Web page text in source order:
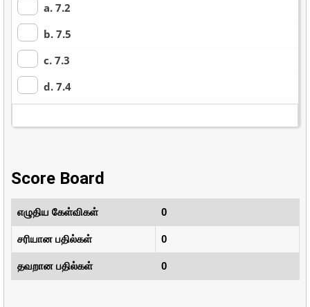
a. 7.2
b. 7.5
c. 7.3
d. 7.4
Score Board
எழுதிய கேள்விகள் 0
சரியான பதில்கள் 0
தவறான பதில்கள் 0